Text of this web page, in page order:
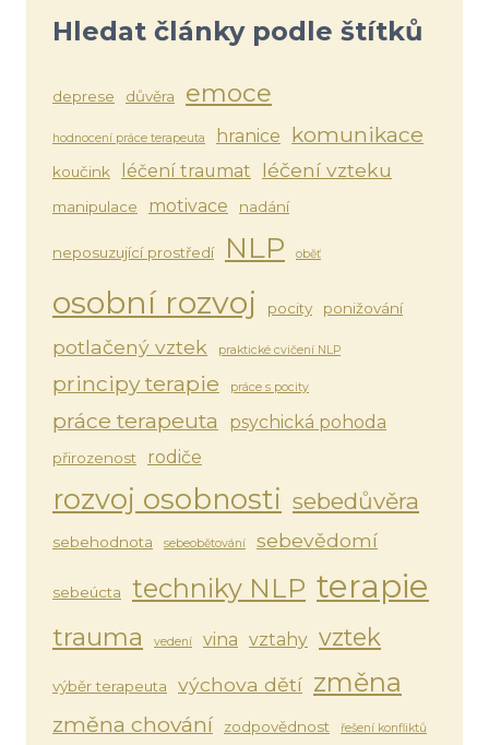
Hledat články podle štítků
deprese důvěra emoce
hodnocení práce terapeuta hranice komunikace
koučink léčení traumat léčení vzteku
manipulace motivace nadání
neposuzující prostředí NLP oběť
osobní rozvoj pocity ponižování
potlačený vztek praktické cvičení NLP
principy terapie práce s pocity
práce terapeuta psychická pohoda
přirozenost rodiče
rozvoj osobnosti sebedůvěra
sebehodnota sebeobětování sebevědomí
sebeúcta techniky NLP terapie
trauma vedení vina vztahy vztek
výběr terapeuta výchova dětí změna
změna chování zodpovědnost řešení konfliktů